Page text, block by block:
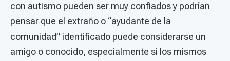
con autismo pueden ser muy confiados y podrían
pensar que el extraño o “ayudante de la
comunidad” identificado puede considerarse un
amigo o conocido, especialmente si los mismos